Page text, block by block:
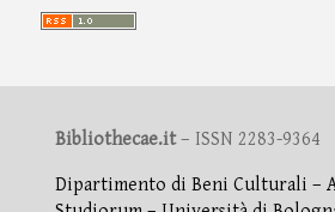
Bibliothecae.it– ISSN 2283-9364
Dipartimento di Beni Culturali –